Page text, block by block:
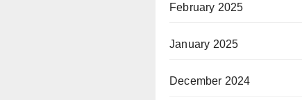
February 2025
January 2025
December 2024